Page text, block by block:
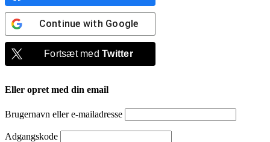
Continue with Google
Fortsæt medTwitter
Eller opret med din email
Brugernavn eller e-mailadresse
Adgangskode